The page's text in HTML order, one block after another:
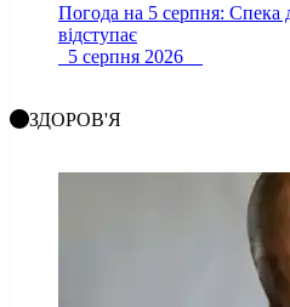
Погода на 5 серпня: Спека
відступає
5 серпня 2026
ЗДОРОВ'Я